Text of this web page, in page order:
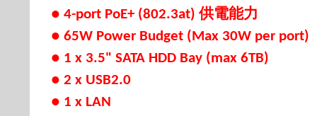
● 4-port PoE+ (802.3at)供電能力
● 65W Power Budget (Max 30W per port)
● 1 x 3.5" SATA HDD Bay (max 6TB)
● 2 x USB2.0
● 1 x LAN